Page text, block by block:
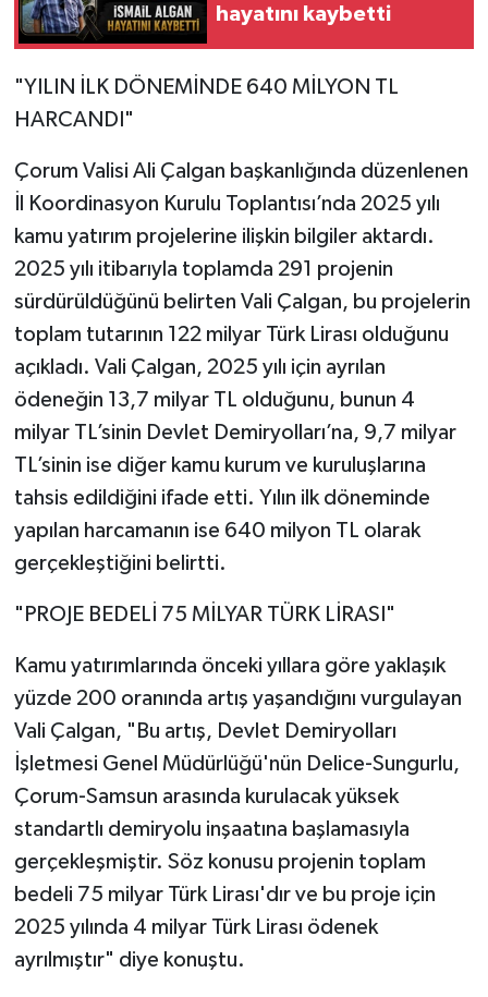
hayatını kaybetti
"YILIN İLK DÖNEMİNDE 640 MİLYON TL
HARCANDI"
Çorum Valisi Ali Çalgan başkanlığında düzenlenen
İl Koordinasyon Kurulu Toplantısı’nda 2025 yılı
kamu yatırım projelerine ilişkin bilgiler aktardı.
2025 yılı itibarıyla toplamda 291 projenin
sürdürüldüğünü belirten Vali Çalgan, bu projelerin
toplam tutarının 122 milyar Türk Lirası olduğunu
açıkladı. Vali Çalgan, 2025 yılı için ayrılan
ödeneğin 13,7 milyar TL olduğunu, bunun 4
milyar TL’sinin Devlet Demiryolları’na, 9,7 milyar
TL’sinin ise diğer kamu kurum ve kuruluşlarına
tahsis edildiğini ifade etti. Yılın ilk döneminde
yapılan harcamanın ise 640 milyon TL olarak
gerçekleştiğini belirtti.
"PROJE BEDELİ 75 MİLYAR TÜRK LİRASI"
Kamu yatırımlarında önceki yıllara göre yaklaşık
yüzde 200 oranında artış yaşandığını vurgulayan
Vali Çalgan, "Bu artış, Devlet Demiryolları
İşletmesi Genel Müdürlüğü'nün Delice-Sungurlu,
Çorum-Samsun arasında kurulacak yüksek
standartlı demiryolu inşaatına başlamasıyla
gerçekleşmiştir. Söz konusu projenin toplam
bedeli 75 milyar Türk Lirası'dır ve bu proje için
2025 yılında 4 milyar Türk Lirası ödenek
ayrılmıştır" diye konuştu.